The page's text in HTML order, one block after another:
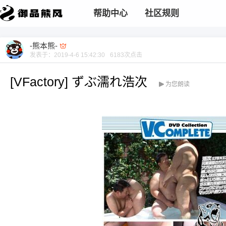
帮助中心 社区规则
-熊本熊-
发表于： 2019-4-6 15:42:30 6183次点击
[VFactory] ずぶ濡れ浩次 为您朗读